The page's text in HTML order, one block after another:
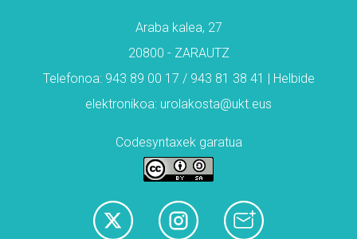
Araba kalea, 27
20800 - ZARAUTZ
Telefonoa: 943 89 00 17 / 943 81 38 41 | Helbide
elektronikoa: urolakosta@ukt.eus
Codesyntaxek garatua